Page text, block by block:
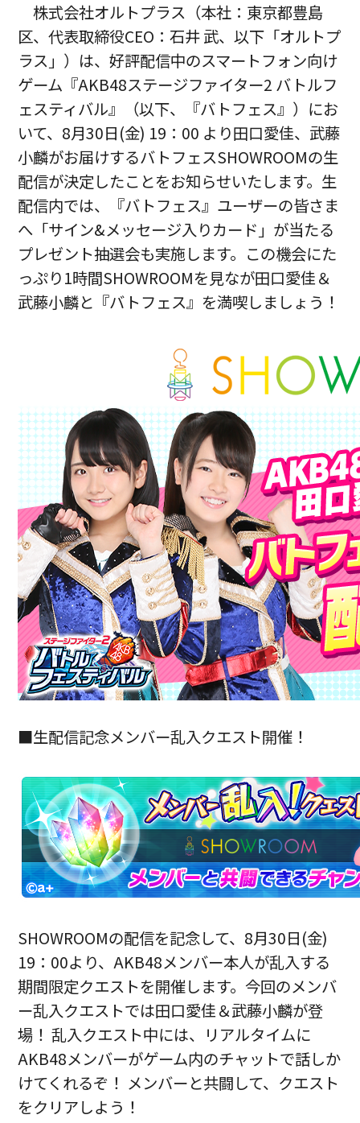
株式会社オルトプラス（本社：東京都豊島
区、代表取締役CEO：石井 武、以下「オルトプ
ラス」）は、好評配信中のスマートフォン向け
ゲーム『AKB48ステージファイター2 バトルフ
ェスティバル』（以下、『バトフェス』）にお
いて、8月30日(金) 19：00 より田口愛佳、武藤
小麟がお届けするバトフェスSHOWROOMの生
配信が決定したことをお知らせいたします。生
配信内では、『バトフェス』ユーザーの皆さま
へ「サイン&メッセージ入りカード」が当たる
プレゼント抽選会も実施します。この機会にた
っぷり1時間SHOWROOMを見なが田口愛佳＆
武藤小麟と『バトフェス』を満喫しましょう！
■生配信記念メンバー乱入クエスト開催！
SHOWROOMの配信を記念して、8月30日(金)
19：00より、AKB48メンバー本人が乱入する
期間限定クエストを開催します。今回のメンバ
ー乱入クエストでは田口愛佳＆武藤小麟が登
場！ 乱入クエスト中には、リアルタイムに
AKB48メンバーがゲーム内のチャットで話しか
けてくれるぞ！ メンバーと共闘して、クエスト
をクリアしよう！